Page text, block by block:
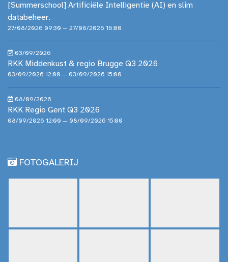
[Summerschool] Artificiële Intelligentie (AI) en slim
databeheer.
27/08/2026 09:30 — 27/08/2026 16:00
03/09/2026
RKK Middenkust & regio Brugge Q3 2026
03/09/2026 12:00 — 03/09/2026 15:00
08/09/2026
RKK Regio Gent Q3 2026
08/09/2026 12:00 — 08/09/2026 15:00
FOTOGALERIJ